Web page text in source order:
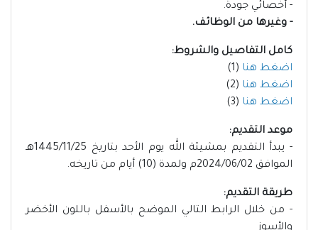
- أخصائي جودة.
- وغيرها من الوظائف.
كامل التفاصيل والشروط:
اضغط هنا (1)
اضغط هنا (2)
اضغط هنا (3)
موعد التقديم:
- يبدأ التقديم بمشيئة الله يوم الأحد بتاريخ 1445/11/25هـ
الموافق 2024/06/02م ولمدة (10) أيام من تاريخه.
طريقة التقديم:
- من خلال الرابط التالي الموضح بالأسفل باللون الأخضر